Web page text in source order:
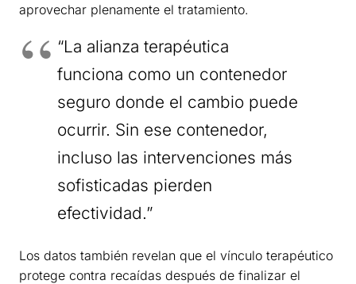
aprovechar plenamente el tratamiento.
“La alianza terapéutica
funciona como un contenedor
seguro donde el cambio puede
ocurrir. Sin ese contenedor,
incluso las intervenciones más
sofisticadas pierden
efectividad.”
Los datos también revelan que el vínculo terapéutico
protege contra recaídas después de finalizar el